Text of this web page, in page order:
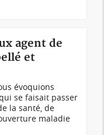
agent de
et
évoquions
se faisait passer
la santé, de
maladie